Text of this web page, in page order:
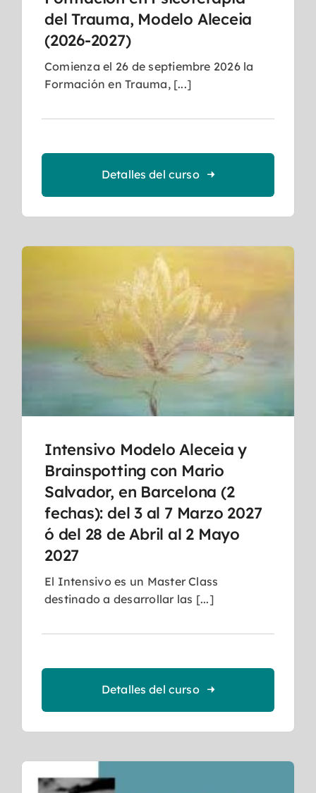
del Trauma, Modelo Aleceia
(2026-2027)
Comienza el 26 de septiembre 2026 la
Formación en Trauma, [...]
Detalles del curso
Intensivo Modelo Aleceia y
Brainspotting con Mario
Salvador, en Barcelona (2
fechas): del 3 al 7 Marzo 2027
ó del 28 de Abril al 2 Mayo
2027
El Intensivo es un Master Class
destinado a desarrollar las [...]
Detalles del curso